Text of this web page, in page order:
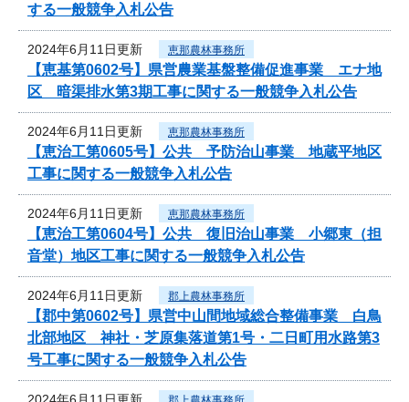
する一般競争入札公告
2024年6月11日更新 恵那農林事務所
【恵基第0602号】県営農業基盤整備促進事業 エナ地
区 暗渠排水第3期工事に関する一般競争入札公告
2024年6月11日更新 恵那農林事務所
【恵治工第0605号】公共 予防治山事業 地蔵平地区
工事に関する一般競争入札公告
2024年6月11日更新 恵那農林事務所
【恵治工第0604号】公共 復旧治山事業 小郷東（担
音堂）地区工事に関する一般競争入札公告
2024年6月11日更新 郡上農林事務所
【郡中第0602号】県営中山間地域総合整備事業 白鳥
北部地区 神社・芝原集落道第1号・二日町用水路第3
号工事に関する一般競争入札公告